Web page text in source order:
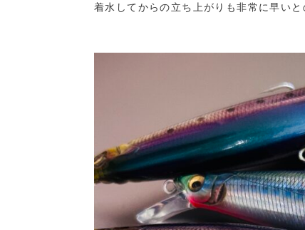
着水してからの立ち上がりも非常に早い